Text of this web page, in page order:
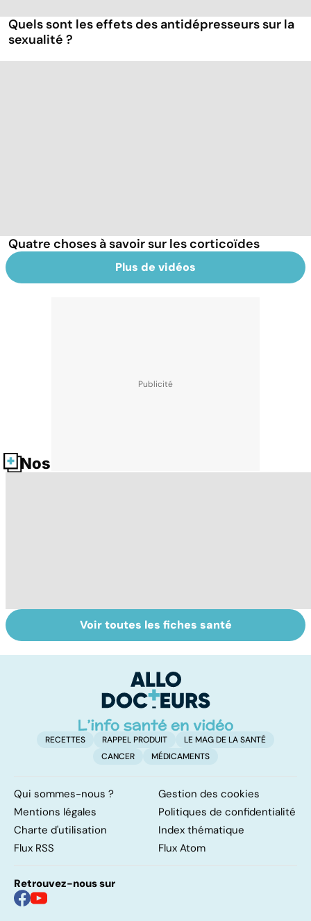
Quels sont les effets des antidépresseurs sur la
sexualité ?
Quatre choses à savoir sur les corticoïdes
Plus de vidéos
Nos fiches santé
VIH : la maladie
dont on ne guérit
Tout savoir sur
les anti-
Voir toutes les fiches santé
RECETTES RAPPEL PRODUIT
LE MAG DE LA SANTÉ
CANCER
MÉDICAMENTS
Qui sommes-nous ?
Gestion des cookies
Mentions légales
Politiques de confidentialité
Charte d'utilisation
Index thématique
Flux RSS
Flux Atom
Retrouvez-nous sur